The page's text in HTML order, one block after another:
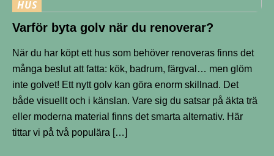
HUS
Varför byta golv när du renoverar?
När du har köpt ett hus som behöver renoveras finns det
många beslut att fatta: kök, badrum, färgval… men glöm
inte golvet! Ett nytt golv kan göra enorm skillnad. Det
både visuellt och i känslan. Vare sig du satsar på äkta trä
eller moderna material finns det smarta alternativ. Här
tittar vi på två populära […]